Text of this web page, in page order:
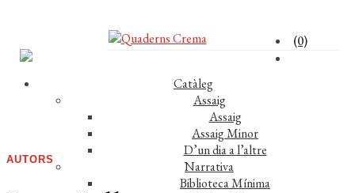
(0)
Catàleg
Assaig
Assaig
Assaig Minor
D’un dia a l’altre
Narrativa
Biblioteca Mínima
AUTORS